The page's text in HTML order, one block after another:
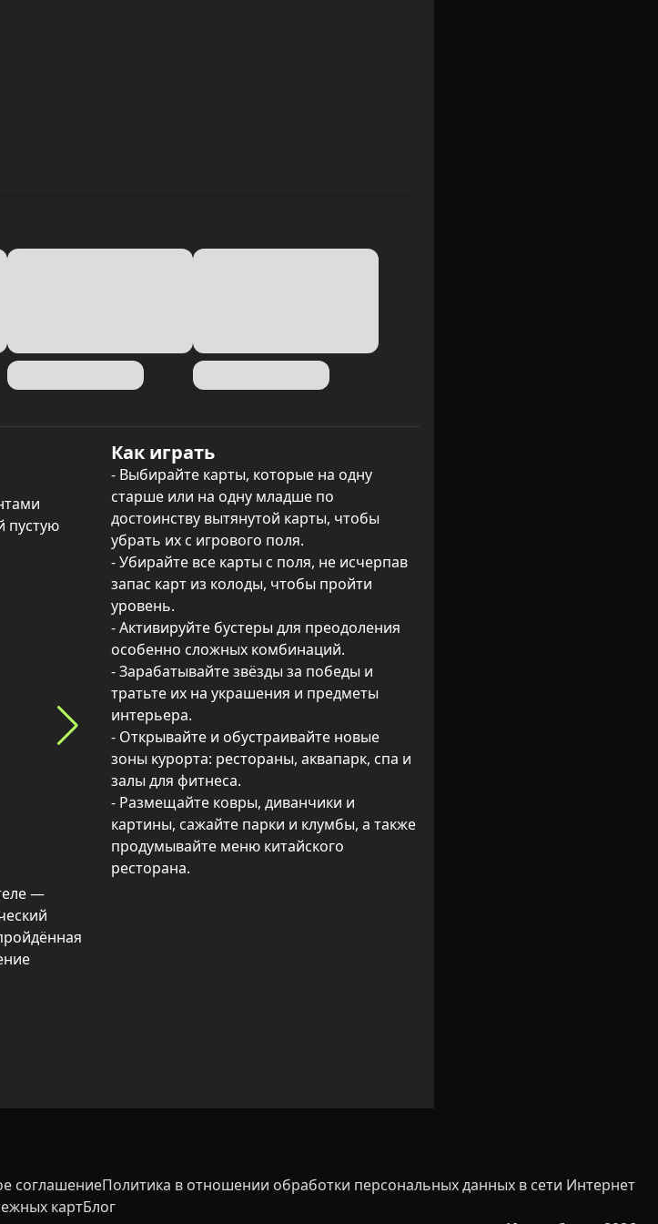
пустую
Как играть
- Выбирайте карты, которые на одну
старше или на одну младше по
достоинству вытянутой карты, чтобы
убрать их с игрового поля.
- Убирайте все карты с поля, не исчерпав
запас карт из колоды, чтобы пройти
уровень.
- Активируйте бустеры для преодоления
особенно сложных комбинаций.
- Зарабатывайте звёзды за победы и
тратьте их на украшения и предметы
интерьера.
- Открывайте и обустраивайте новые
зоны курорта: рестораны, аквапарк, спа и
залы для фитнеса.
- Размещайте ковры, диванчики и
картины, сажайте парки и клумбы, а также
продумывайте меню китайского
ресторана.
—
зоны
соглашениеПолитика в отношении обработки персональных данных в сети Интернет
картБлог